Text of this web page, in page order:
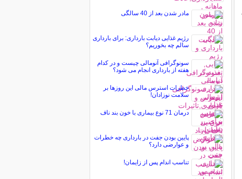
مادر شدن بعد از 40 سالگی
رژیم غذایی دیابت بارداری: برای بارداری
سالم چه بخوریم؟
سونوگرافی آنومالی چیست و در کدام
هفته از بارداری انجام می شود؟
خطرات استرس مالی این روزها بر
سلامت نوزادان!
درمان 71 نوع بیماری با خون بند ناف
پایین بودن جفت در بارداری چه خطرات
و عوارضی دارد؟
تناسب اندام پس از زایمان!